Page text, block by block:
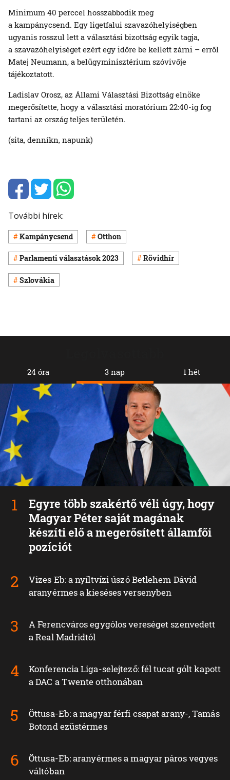
Minimum 40 perccel hosszabbodik meg
a kampánycsend. Egy ligetfalui szavazóhelyiségben
ugyanis rosszul lett a választási bizottság egyik tagja,
a szavazóhelyiséget ezért egy időre be kellett zárni – erről
Matej Neumann, a belügyminisztérium szóvivője
tájékoztatott.
Ladislav Orosz, az Állami Választási Bizottság elnöke
megerősítette, hogy a választási moratórium 22:40-ig fog
tartani az ország teljes területén.
(sita, denníkn, napunk)
További hírek:
Kampánycsend Otthon
Parlamenti választások 2023 Rövidhír
Szlovákia
24 óra 3 nap
Egyre több szakértő véli úgy, hogy
Magyar Péter saját magának
készíti elő a megerősített államfői
pozíciót
Vizes Eb: a nyíltvízi úszó Betlehem Dávid
aranyérmes a kieséses versenyben
A Ferencváros egygólos vereséget szenvedett
a Real Madridtól
Konferencia Liga-selejtező: fél tucat gólt kapott
a DAC a Twente otthonában
Öttusa-Eb: a magyar férfi csapat arany-, Tamás
Botond ezüstérmes
Öttusa-Eb: aranyérmes a magyar páros vegyes
váltóban
1 hét